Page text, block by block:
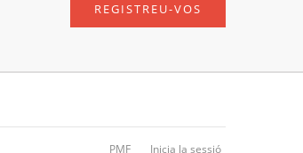
REGISTREU-VOS
PMF Inicia la sessió